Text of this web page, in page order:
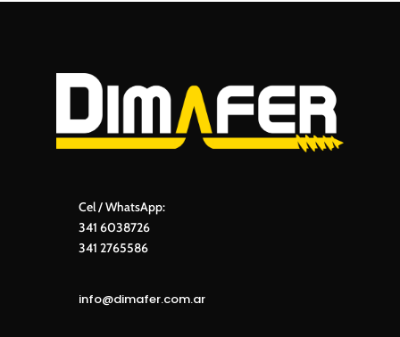
Cel / WhatsApp:
341 6038726
341 2765586
info@dimafer.com.ar